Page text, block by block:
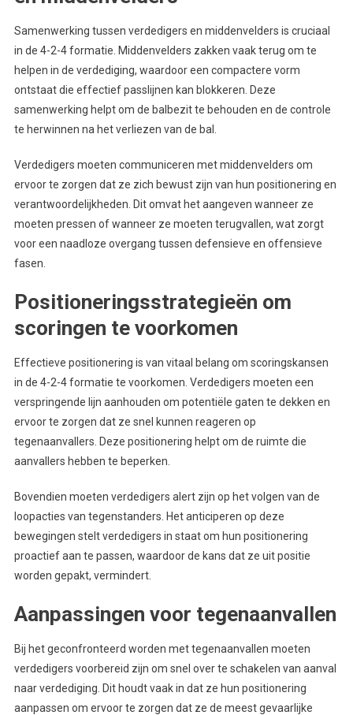
Samenwerking tussen verdedigers en middenvelders is cruciaal
in de 4-2-4 formatie. Middenvelders zakken vaak terug om te
helpen in de verdediging, waardoor een compactere vorm
ontstaat die effectief passlijnen kan blokkeren. Deze
samenwerking helpt om de balbezit te behouden en de controle
te herwinnen na het verliezen van de bal.
Verdedigers moeten communiceren met middenvelders om
ervoor te zorgen dat ze zich bewust zijn van hun positionering en
verantwoordelijkheden. Dit omvat het aangeven wanneer ze
moeten pressen of wanneer ze moeten terugvallen, wat zorgt
voor een naadloze overgang tussen defensieve en offensieve
fasen.
Positioneringsstrategieën om
scoringen te voorkomen
Effectieve positionering is van vitaal belang om scoringskansen
in de 4-2-4 formatie te voorkomen. Verdedigers moeten een
verspringende lijn aanhouden om potentiële gaten te dekken en
ervoor te zorgen dat ze snel kunnen reageren op
tegenaanvallers. Deze positionering helpt om de ruimte die
aanvallers hebben te beperken.
Bovendien moeten verdedigers alert zijn op het volgen van de
loopacties van tegenstanders. Het anticiperen op deze
bewegingen stelt verdedigers in staat om hun positionering
proactief aan te passen, waardoor de kans dat ze uit positie
worden gepakt, vermindert.
Aanpassingen voor tegenaanvallen
Bij het geconfronteerd worden met tegenaanvallen moeten
verdedigers voorbereid zijn om snel over te schakelen van aanval
naar verdediging. Dit houdt vaak in dat ze hun positionering
aanpassen om ervoor te zorgen dat ze de meest gevaarlijke